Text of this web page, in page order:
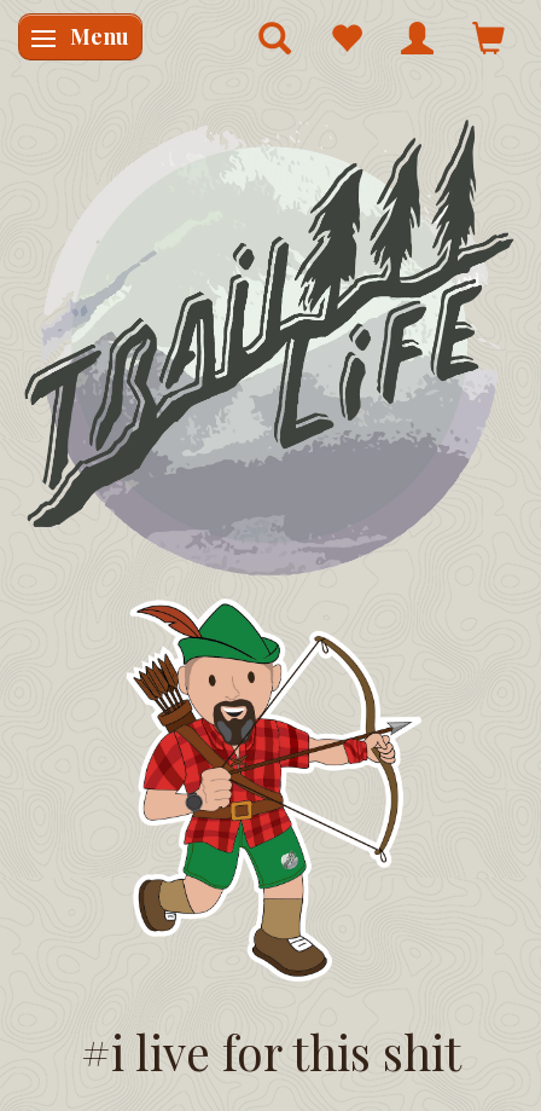
Skifte navigation
Menu
#i live for this shit